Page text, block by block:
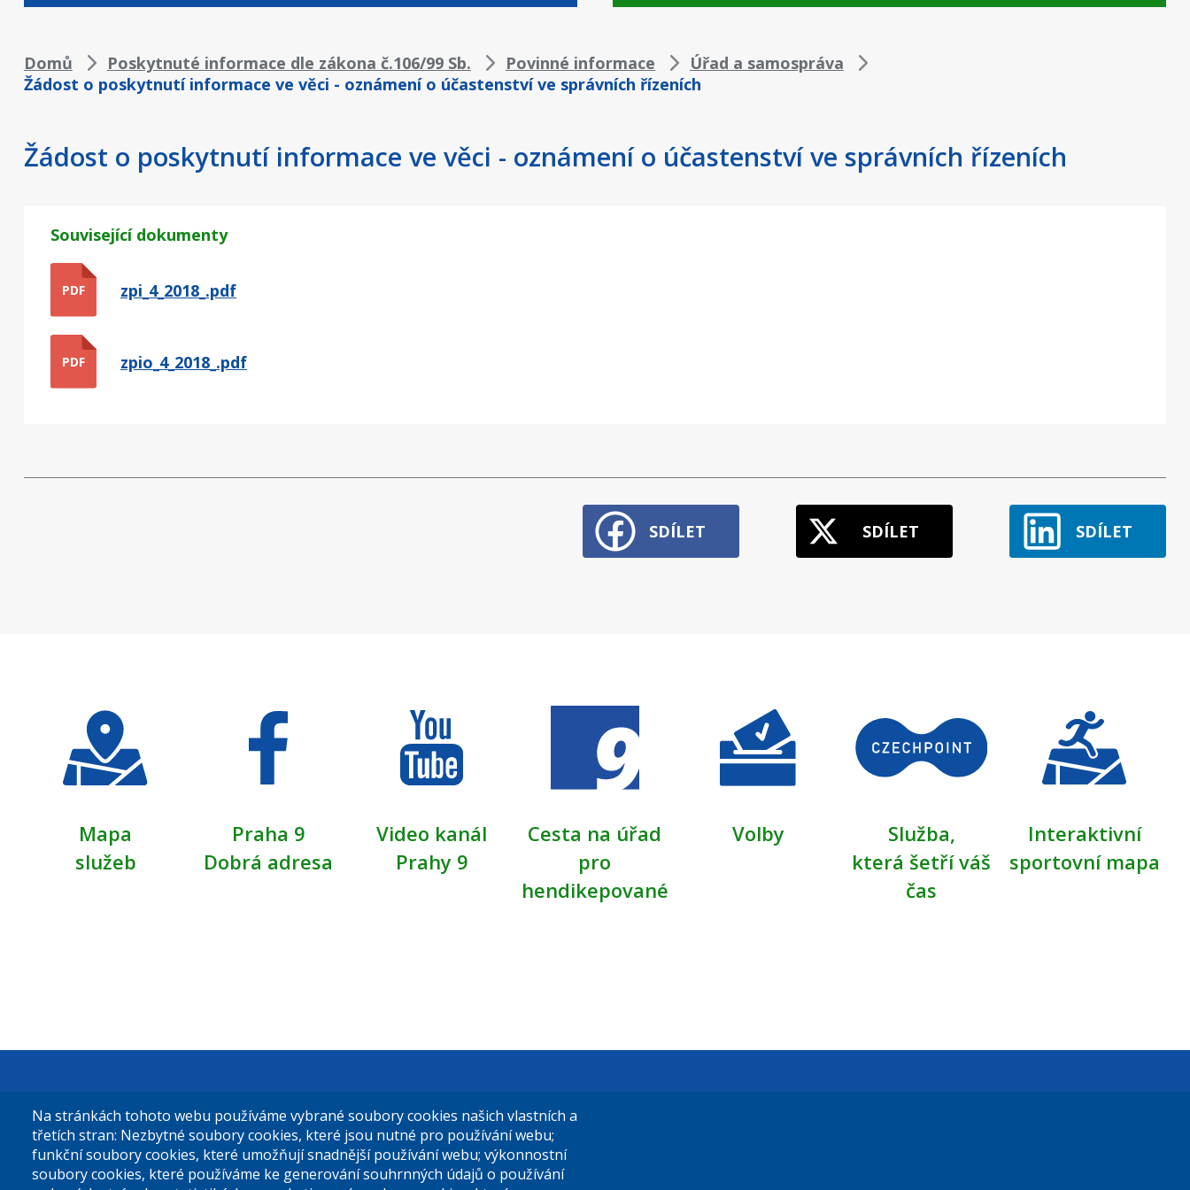
Drobečková
navigace
Domů Poskytnuté informace dle zákona č.106/99 Sb. Povinné informace
Úřad a samospráva
Žádost o poskytnutí informace ve věci - oznámení o účastenství ve správních řízeních
Žádost o poskytnutí informace ve věci - oznámení o účastenství ve správních řízeních
Související dokumenty
PDF zpi_4_2018_.pdf
PDF zpio_4_2018_.pdf
SDÍLET SDÍLET SDÍLET
Mapa
služeb
Praha 9
Dobrá adresa
Video kanál
Prahy 9
Cesta na úřad
pro
hendikepované
Volby
Služba,
která šetří váš
čas
Interaktivní
sportovní mapa
Městská část Praha 9
Sokolovská 14/324
180 49 Praha 9
El. podatelna (s el. podpisem):
posta@praha9.cz
Na stránkách tohoto webu používáme vybrané soubory cookies našich vlastních a
třetích stran: Nezbytné soubory cookies, které jsou nutné pro používání webu;
funkční soubory cookies, které umožňují snadnější používání webu; výkonnostní
soubory cookies, které používáme ke generování souhrnných údajů o používání